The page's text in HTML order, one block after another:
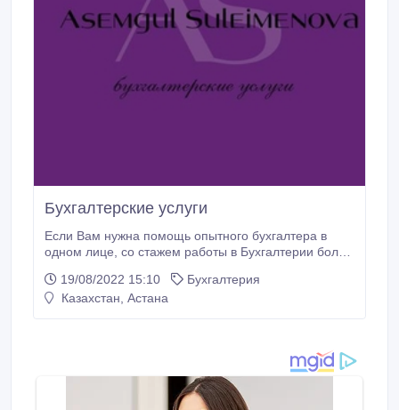
Бухгалтерские услуги
Если Вам нужна помощь опытного бухгалтера в
одном лице, со стажем работы в Бухгалтерии более
нам с Вами по пути. Я вела и веду одновременно от
5 до 10 компании (ИП/ТОО), различных
19/08/2022 15:10
Бухгалтерия
Казахстан, Астана